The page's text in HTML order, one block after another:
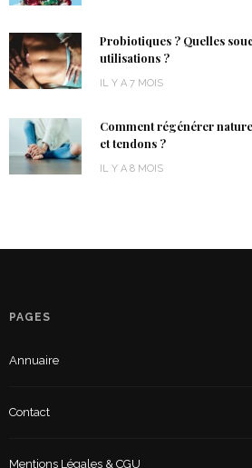
Probiotiques ? Quelles
utilisations ?
IL Y A 7 MOIS
Comment régénérer
et tendons ?
IL Y A 8 MOIS
PAGES
Annuaire
Contact
Mentions Légales & CGU